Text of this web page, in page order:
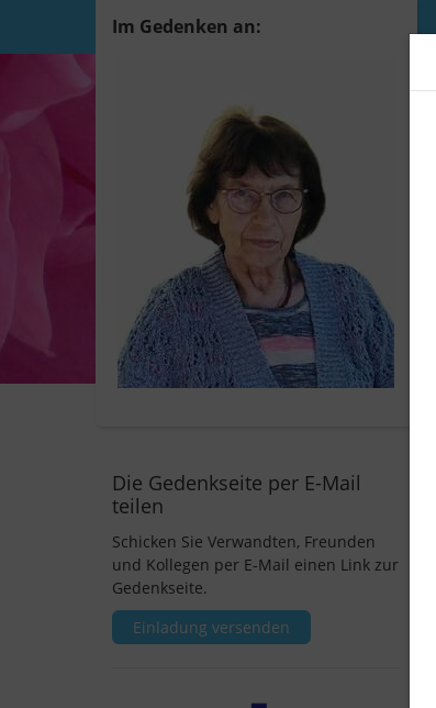
Im Gedenken an:
Die Gedenkseite per E-Mail
teilen
Schicken Sie Verwandten, Freunden
und Kollegen per E-Mail einen Link zur
Gedenkseite.
Einladung versenden